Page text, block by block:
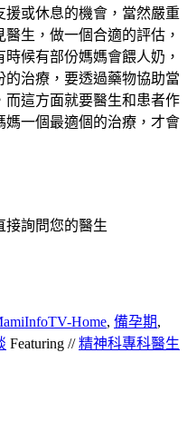
援或休息的機會，當然嚴重
生，做一個合適的評估，
候有部份媽媽會餵人奶，
治療，要透過藥物協助當
這方面就要醫生和患者作
一個最適個的治療，才會
接詢問您的醫生
Home, 備孕期,
Featuring //精神科專科醫生